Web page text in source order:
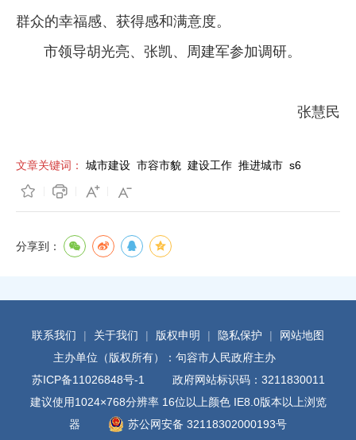
群众的幸福感、获得感和满意度。
市领导胡光亮、张凯、周建军参加调研。
张慧民
文章关键词： 城市建设 市容市貌 建设工作 推进城市 s6
分享到：
联系我们 | 关于我们 | 版权申明 | 隐私保护 |
网站地图
主办单位（版权所有）：句容市人民政府主办
苏ICP备11026848号-1
政府网站标识码：3211830011
建议使用1024×768分辨率 16位以上颜色 IE8.0版本以上浏览
器
苏公网安备 32118302000193号